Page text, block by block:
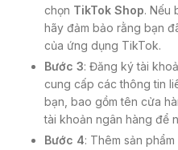
chọn TikTok Shop. Nếu
hãy đảm bảo rằng bạn
của ứng dụng TikTok.
Bước 3: Đăng ký tài
cung cấp các thông tin
bạn, bao gồm tên cửa
tài khoản ngân hàng để
Bước 4: Thêm sản